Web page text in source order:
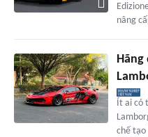
nâng
Ít ai có
chế tạo